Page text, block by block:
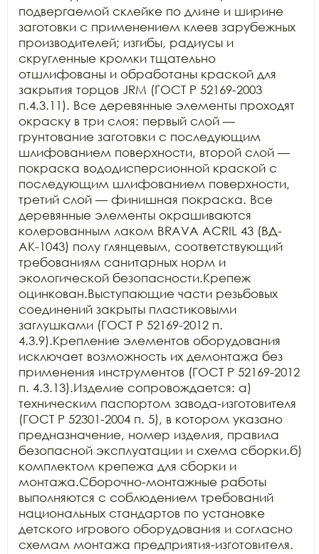
подвергаемой склейке по длине и ширине
заготовки с применением клеев зарубежных
производителей; изгибы, радиусы и
скругленные кромки тщательно
отшлифованы и обработаны краской для
закрытия торцов JRM (ГОСТ Р 52169-2003
п.4.3.11). Все деревянные элементы проходят
окраску в три слоя: первый слой —
грунтование заготовки с последующим
шлифованием поверхности, второй слой —
покраска вододисперсионной краской с
последующим шлифованием поверхности,
третий слой — финишная покраска. Все
деревянные элементы окрашиваются
колерованным лаком BRAVA ACRIL 43 (ВД-
АК-1043) полу глянцевым, соответствующий
требованиям санитарных норм и
экологической безопасности.Крепеж
оцинкован.Выступающие части резьбовых
соединений закрыты пластиковыми
заглушками (ГОСТ Р 52169-2012 п.
4.3.9).Крепление элементов оборудования
исключает возможность их демонтажа без
применения инструментов (ГОСТ Р 52169-2012
п. 4.3.13).Изделие сопровождается: а)
техническим паспортом завода-изготовителя
(ГОСТ Р 52301-2004 п. 5), в котором указано
предназначение, номер изделия, правила
безопасной эксплуатации и схема сборки.б)
комплектом крепежа для сборки и
монтажа.Сборочно-монтажные работы
выполняются с соблюдением требований
национальных стандартов по установке
детского игрового оборудования и согласно
схемам монтажа предприятия-изготовителя.